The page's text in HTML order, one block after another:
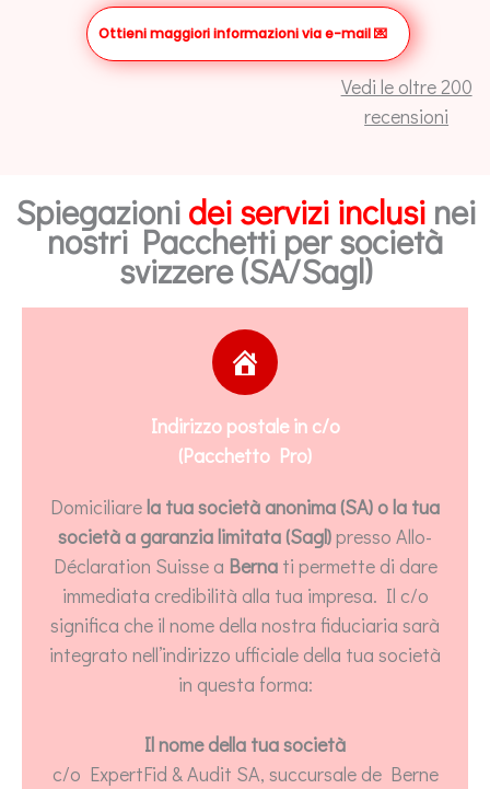
Ottieni maggiori informazioni via e-mail💌
Vedi le oltre 200
recensioni
Spiegazioni dei servizi inclusi nei
nostri Pacchetti per società
svizzere (SA/Sagl)
Indirizzo postale in c/o
(Pacchetto Pro)
Domiciliarela tua società anonima (SA) o la tua
società a garanzia limitata (Sagl)presso Allo-
Déclaration Suisse a Bernati permette di dare
immediata credibilità alla tua impresa. Il c/o
significa che il nome della nostra fiduciaria sarà
integrato nell’indirizzo ufficiale della tua società
in questa forma:
Il nome della tua società
c/o ExpertFid & Audit SA, succursale de Berne